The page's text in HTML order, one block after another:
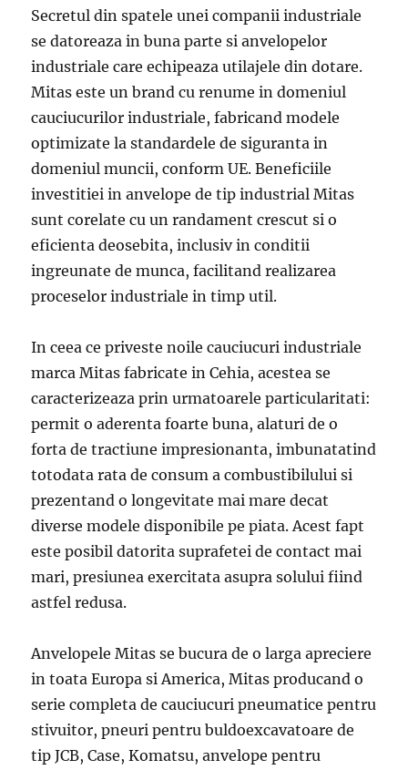
Secretul din spatele unei companii industriale
se datoreaza in buna parte si anvelopelor
industriale care echipeaza utilajele din dotare.
Mitas este un brand cu renume in domeniul
cauciucurilor industriale, fabricand modele
optimizate la standardele de siguranta in
domeniul muncii, conform UE. Beneficiile
investitiei in anvelope de tip industrial Mitas
sunt corelate cu un randament crescut si o
eficienta deosebita, inclusiv in conditii
ingreunate de munca, facilitand realizarea
proceselor industriale in timp util.
In ceea ce priveste noile cauciucuri industriale
marca Mitas fabricate in Cehia, acestea se
caracterizeaza prin urmatoarele particularitati:
permit o aderenta foarte buna, alaturi de o
forta de tractiune impresionanta, imbunatatind
totodata rata de consum a combustibilului si
prezentand o longevitate mai mare decat
diverse modele disponibile pe piata. Acest fapt
este posibil datorita suprafetei de contact mai
mari, presiunea exercitata asupra solului fiind
astfel redusa.
Anvelopele Mitas se bucura de o larga apreciere
in toata Europa si America, Mitas producand o
serie completa de cauciucuri pneumatice pentru
stivuitor, pneuri pentru buldoexcavatoare de
tip JCB, Case, Komatsu, anvelope pentru